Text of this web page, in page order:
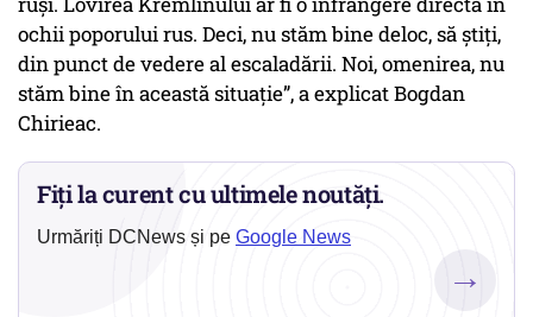
ochii poporului rus. Deci, nu stăm bine deloc, să știți,
din punct de vedere al escaladării. Noi, omenirea, nu
stăm bine în această situație”, a explicat Bogdan
Chirieac.
Fiți la curent cu ultimele noutăți.
Urmăriți DCNews și pe Google News
→